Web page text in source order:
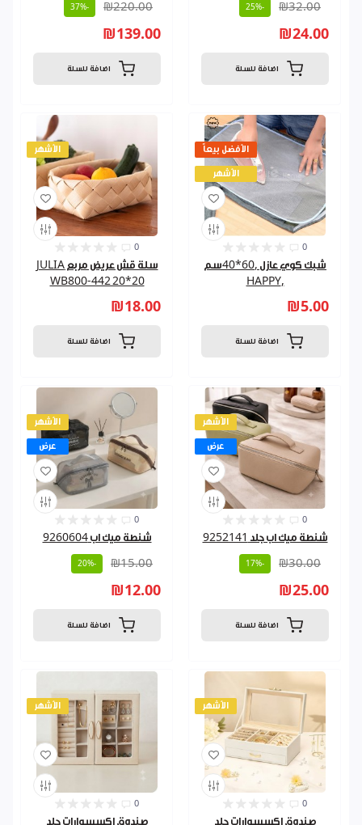
₪220.00
-37%
₪139.00
اضافة للسلة
₪32.00
-25%
₪24.00
اضافة للسلة
الأشهر
0
سلة قش عريض مربع JULIA
WB800-442 20*20
₪18.00
اضافة للسلة
الأفضل بيعاً
الأشهر
0
شبك كوي عازل ,60*40سم
,HAPPY
₪5.00
اضافة للسلة
الأشهر
عرض
0
شنطة ميك اب 9260604
₪15.00
-20%
₪12.00
اضافة للسلة
الأشهر
عرض
0
شنطة ميك اب جلد 9252141
₪30.00
-17%
₪25.00
اضافة للسلة
الأشهر
0
صندوق اكسسوارات جلد
الأشهر
0
صندوق اكسسوارات جلد